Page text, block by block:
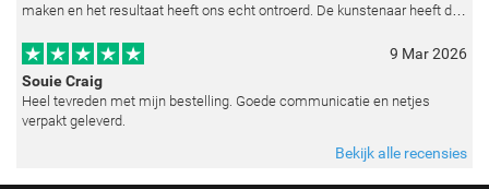
maken en het resultaat heeft ons echt ontroerd. De kunstenaar heeft de
9 Mar 2026
Souie Craig
Heel tevreden met mijn bestelling. Goede communicatie en netjes
verpakt geleverd.
Bekijk alle recensies